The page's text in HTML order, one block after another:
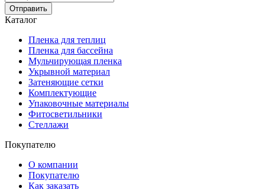
Отправить
Каталог
Пленка для теплиц
Пленка для бассейна
Мульчирующая пленка
Укрывной материал
Затеняющие сетки
Комплектующие
Упаковочные материалы
Фитосветильники
Стеллажи
Покупателю
О компании
Покупателю
Как заказать